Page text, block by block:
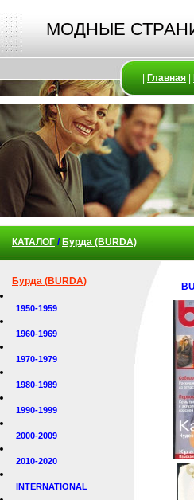
МОДНЫЕ
Главная
КАТАЛОГ / Бурда (BURDA)
Бурда (BURDA)
1950-1959
1960-1969
1970-1979
1980-1989
1990-1999
2000-2009
2010-2020
INTERNATIONAL